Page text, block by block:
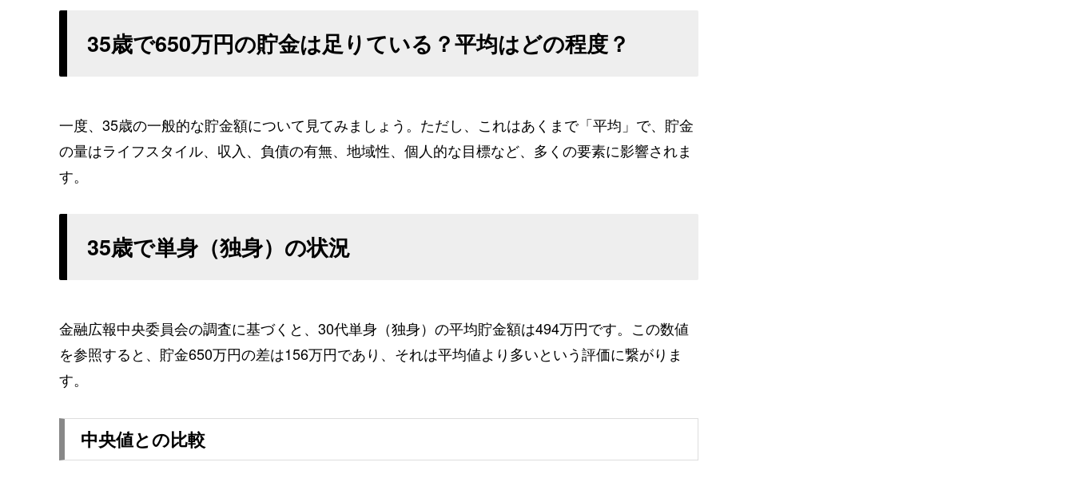
35歳で650万円の貯金は足りている？平均はどの程度？
一度、35歳の一般的な貯金額について見てみましょう。ただし、これはあくまで「平均」で、貯金
の量はライフスタイル、収入、負債の有無、地域性、個人的な目標など、多くの要素に影響されま
す。
35歳で単身（独身）の状況
金融広報中央委員会の調査に基づくと、30代単身（独身）の平均貯金額は494万円です。この数値
を参照すると、貯金650万円の差は156万円であり、それは平均値より多いという評価に繋がりま
す。
中央値との比較